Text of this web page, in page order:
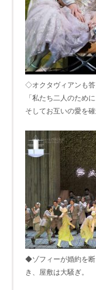
◇オクタヴィアンも答
「私たち二人のために
そしてお互いの愛を確
◆ゾフィーが婚約を
き、屋敷は大騒ぎ。